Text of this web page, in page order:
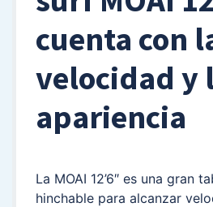
cuenta con
velocidad y
apariencia
La MOAI 12’6″ es una gran
hinchable para alcanzar